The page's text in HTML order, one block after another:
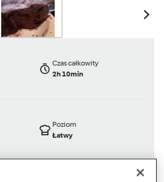
Czas całkowity
2h 10min
Poziom
Łatwy